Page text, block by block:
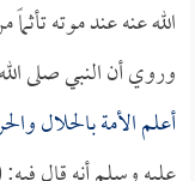
الله عنه عند موته
وروي أن النبي صلى
أعلم الأمة بالحلال